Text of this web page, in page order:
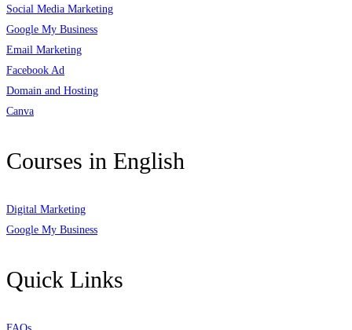
Social Media Marketing
Google My Business
Email Marketing
Facebook Ad
Domain and Hosting
Canva
Courses in English
Digital Marketing
Google My Business
Quick Links